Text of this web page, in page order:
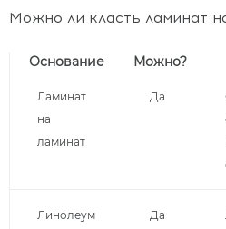
Можно ли класть ламинат
Основание Можно?
Ламинат
на
ламинат
Да
Линолеум Да